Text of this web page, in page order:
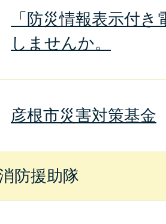
「防災情報表示付
しませんか。
彦根市災害対策基金
防援助隊